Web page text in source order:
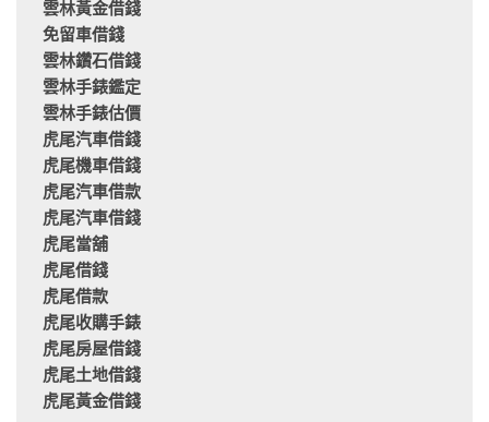
雲林黃金借錢
免留車借錢
雲林鑽石借錢
雲林手錶鑑定
雲林手錶估價
虎尾汽車借錢
虎尾機車借錢
虎尾汽車借款
虎尾汽車借錢
虎尾當舖
虎尾借錢
虎尾借款
虎尾收購手錶
虎尾房屋借錢
虎尾土地借錢
虎尾黃金借錢